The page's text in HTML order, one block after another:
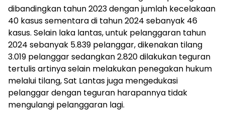
dibandingkan tahun 2023 dengan jumlah kecelakaan
40 kasus sementara di tahun 2024 sebanyak 46
kasus. Selain laka lantas, untuk pelanggaran tahun
2024 sebanyak 5.839 pelanggar, dikenakan tilang
3.019 pelanggar sedangkan 2.820 dilakukan teguran
tertulis artinya selain melakukan penegakan hukum
melalui tilang, Sat Lantas juga mengedukasi
pelanggar dengan teguran harapannya tidak
mengulangi pelanggaran lagi.